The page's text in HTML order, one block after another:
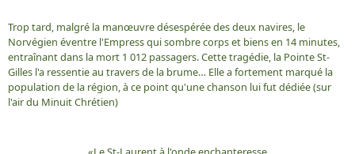
Trop tard, malgré la manœuvre désespérée des deux navires, le
Norvégien éventre l'Empress qui sombre corps et biens en 14 minutes,
entraînant dans la mort 1 012 passagers. Cette tragédie, la Pointe St-
Gilles l'a ressentie au travers de la brume… Elle a fortement marqué la
population de la région, à ce point qu'une chanson lui fut dédiée (sur
l'air du Minuit Chrétien)